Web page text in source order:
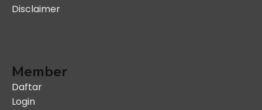
Disclaimer
Member
Daftar
Login